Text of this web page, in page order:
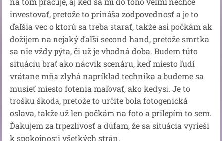
investovať, pretože to prináša zodpovednosť a je to
ďaľšia vec o ktorú sa treba starať, takže asi počkám ak
dožijem na nejaký ďaľší second hand, pretože smrtka
sa nie vždy pýta, či už je vhodná doba. Budem túto
situáciu brať ako nácvik scenáru, keď miesto ľudí
vrátane mňa zlyhá napríklad technika a budeme sa
musieť miesto fotenia maľovať, ako kedysi. Je to
trošku škoda, pretože to určite bola fotogenická
oslava, takže už len počkám na foto a prilepím to sem.
Ďakujem za trpezlivosť a dúfam, že sa situácia vyrieši
k spokojnosti všetkých strán.